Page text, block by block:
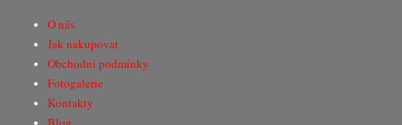
O nás
Jak nakupovat
Obchodní podmínky
Fotogalerie
Kontakty